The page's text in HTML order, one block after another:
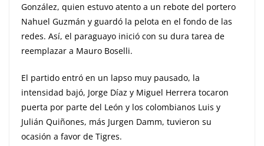
González, quien estuvo atento a un rebote del portero
Nahuel Guzmán y guardó la pelota en el fondo de las
redes. Así, el paraguayo inició con su dura tarea de
reemplazar a Mauro Boselli.
El partido entró en un lapso muy pausado, la
intensidad bajó, Jorge Díaz y Miguel Herrera tocaron
puerta por parte del León y los colombianos Luis y
Julián Quiñones, más Jurgen Damm, tuvieron su
ocasión a favor de Tigres.